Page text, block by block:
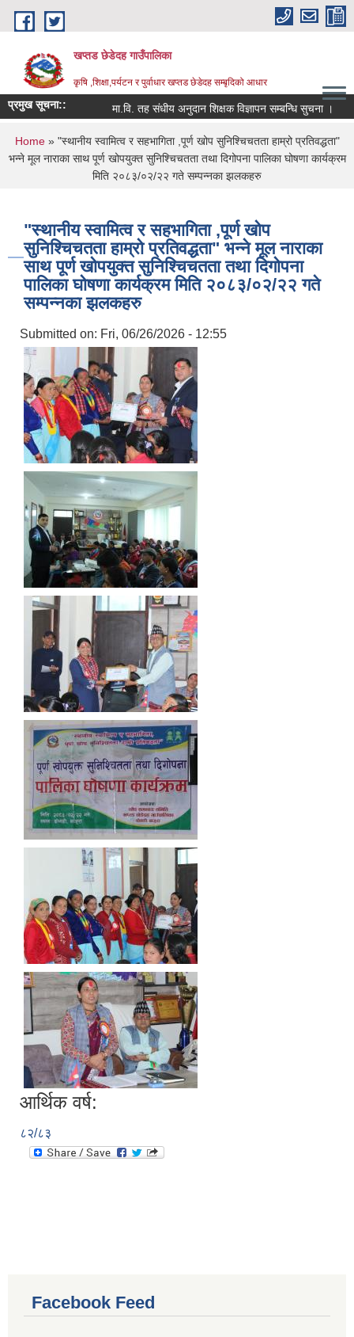
Skip to main content
खप्तड छेडेदह गाउँपालिका
कृषि ,शिक्षा,पर्यटन र पुर्वाधार खप्तड छेडेदह सम्बृदिको आधार
प्रमुख सूचना:: मा.वि. तह संधीय अनुदान शिक्षक विज्ञापन सम्बन्धि सुचना ।
You are here
Home» "स्थानीय स्वामित्व र सहभागिता ,पूर्ण खोप सुनिश्चिचतता हाम्रो प्रतिवद्धता"
भन्ने मूल नाराका साथ पूर्ण खोपयुक्त सुनिश्चिचतता तथा दिगोपना पालिका घोषणा कार्यक्रम
मिति २०८३/०२/२२ गते सम्पन्नका झलकहरु
"स्थानीय स्वामित्व र सहभागिता ,पूर्ण खोप
सुनिश्चिचतता हाम्रो प्रतिवद्धता" भन्ने मूल नाराका
साथ पूर्ण खोपयुक्त सुनिश्चिचतता तथा दिगोपना
पालिका घोषणा कार्यक्रम मिति २०८३/०२/२२ गते
सम्पन्नका झलकहरु
Submitted on: Fri, 06/26/2026 - 12:55
आर्थिक वर्ष:
८२/८३
Facebook Feed